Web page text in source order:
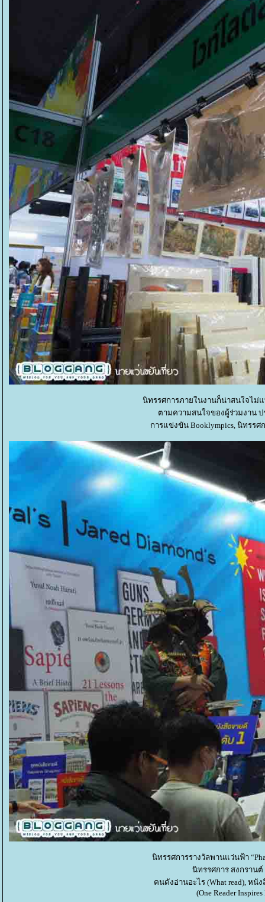
นิทรรศการภายในงานก็น่าสนใจไม่
ตามความสนใจของผู้ร่วมงาน
การแข่งขัน Booklympics, นิทรร
นิทรรศการรางวัลพานแว่นฟ้า
นิทรรศการ สงกรานต์
คนดังอ่านอะไร (What read), ห
(One Reader